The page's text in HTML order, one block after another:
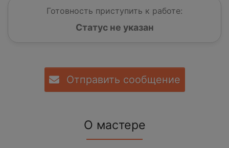
Готовность приступить к работе:
Статус не указан
Отправить сообщение
О мастере